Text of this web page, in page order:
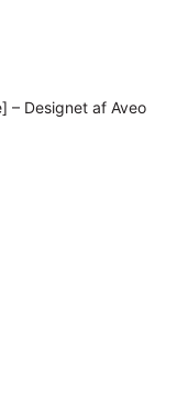
– Designet af Aveo